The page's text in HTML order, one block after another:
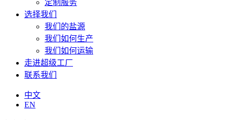
定制服务
选择我们
我们的盐源
我们如何生产
我们如何运输
走进超级工厂
联系我们
中文
EN